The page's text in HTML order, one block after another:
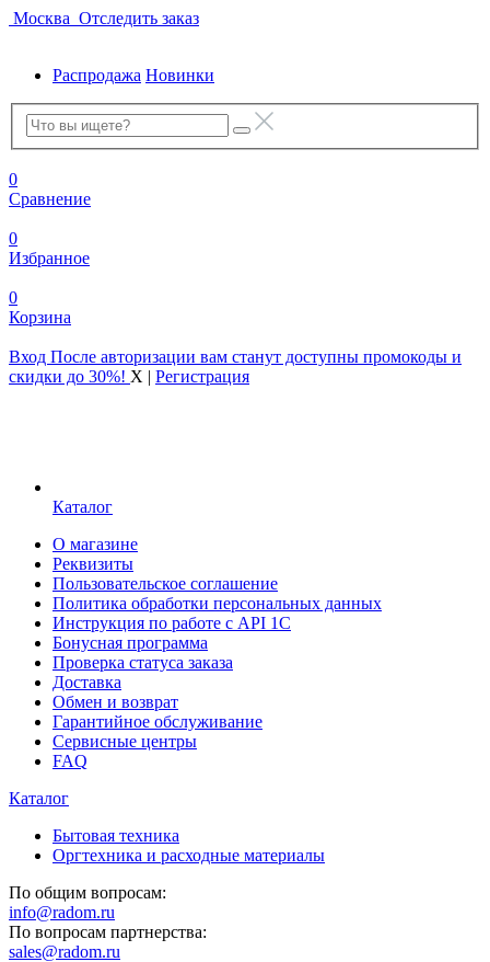
Москва Отследить заказ
Распродажа Новинки
0
Сравнение
0
Избранное
0
Корзина
Вход После авторизации вам станут доступны промокоды и
скидки до 30%! X | Регистрация
Каталог
О магазине
Реквизиты
Пользовательское соглашение
Политика обработки персональных данных
Инструкция по работе с API 1C
Бонусная программа
Проверка статуса заказа
Доставка
Обмен и возврат
Гарантийное обслуживание
Сервисные центры
FAQ
Каталог
Бытовая техника
Оргтехника и расходные материалы
По общим вопросам:
info@radom.ru
По вопросам партнерства:
sales@radom.ru